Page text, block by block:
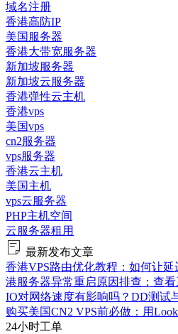
域名注册
香港高防IP
美国服务器
香港大带宽服务器
新加坡服务器
新加坡云服务器
香港弹性云主机
香港vps
美国vps
cn2服务器
vps服务器
香港云主机
美国主机
vps云服务器
PHP主机空间
云服务器租用
最新发布文章
香港VPS路由优化教程：如何让延
港服务器异常重启原因排查：查看
IO对网络速度有影响吗？DD测试
购买美国CN2 VPS前必做：用
24小时工单